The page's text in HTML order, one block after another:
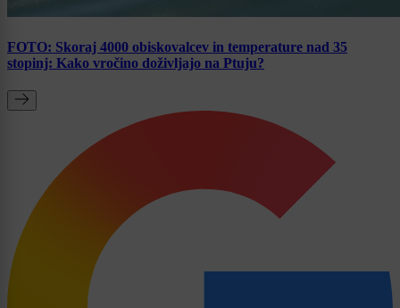
FOTO: Skoraj 4000 obiskovalcev in temperature nad 35
stopinj: Kako vročino doživljajo na Ptuju?